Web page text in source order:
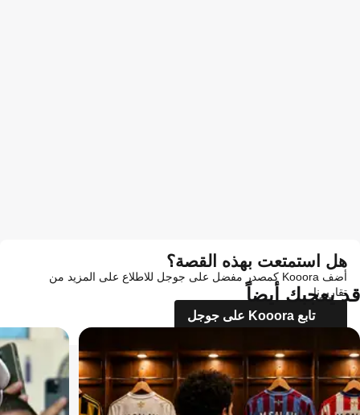
هل استمتعت بهذه القصة؟
أضف Kooora كمصدر مفضل على جوجل للاطلاع على المزيد من
تقاريرنا
تابع Kooora على جوجل
قد يعجبك أيضاً